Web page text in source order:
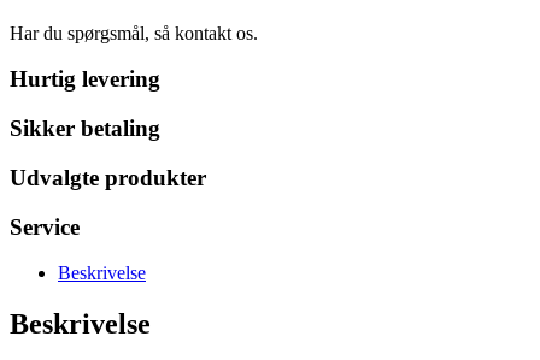
Har du spørgsmål, så kontakt os.
Hurtig levering
Sikker betaling
Udvalgte produkter
Service
Beskrivelse
Beskrivelse